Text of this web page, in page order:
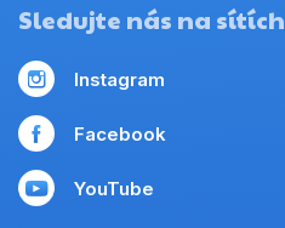
Sledujte nás na sítích
Instagram
Facebook
YouTube